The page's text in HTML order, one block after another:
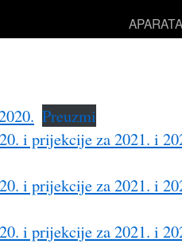
APARATA
Preuzmi
i prijekcije za 2021. i
i prijekcije za 2021. i
i prijekcije za 2021. i